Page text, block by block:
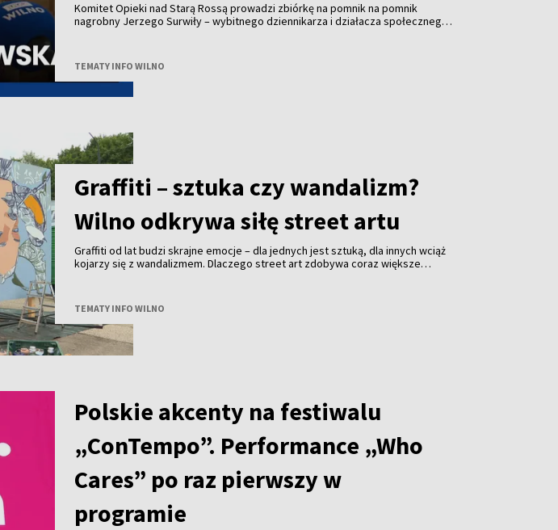
Komitet Opieki nad Starą Rossą prowadzi zbiórkę na pomnik na pomnik
nagrobny Jerzego Surwiły – wybitnego dziennikarza i działacza społecznego.
Opieki nad Starą Rossą i Cmentarzem Bernardyńskim, Polskiej Sekcji
Zesłańców przy Wileńskiej Wspólnocie Więźniów Politycznych i Zesłańców,
patronował budowie pomnika Adama Mickiewicza w Wilnie. Koszty realizacja
projektu to 25 tysięcy euro. Odsłonięcie inicjatorzy planują w listopadzie.
TEMATY INFO WILNO
Graffiti – sztuka czy wandalizm?
Wilno odkrywa siłę street artu
Graffiti od lat budzi skrajne emocje – dla jednych jest sztuką, dla innych wciąż
kojarzy się z wandalizmem. Dlaczego street art zdobywa coraz większe
TEMATY INFO WILNO
Polskie akcenty na festiwalu
„ConTempo”. Performance „Who
Cares” po raz pierwszy w
programie